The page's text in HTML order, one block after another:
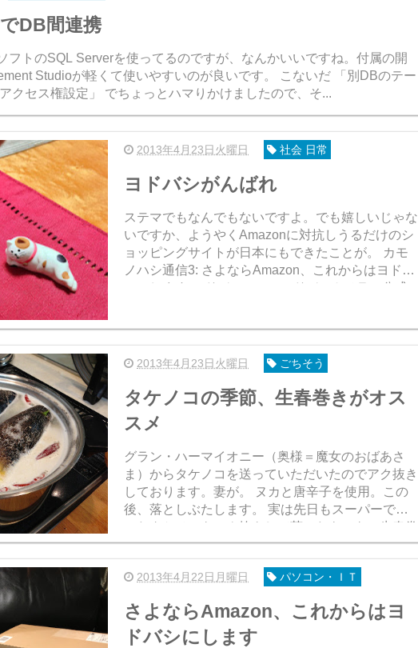
DB間連携
フトのSQL Serverを使ってるのですが、なんかいいですね。付属の開
が軽くて使いやすいのが良いです。 こないだ 「別DBのテー
クセス権設定」 でちょっとハマりかけましたので、そ...
2013年4月23日火曜日 社会 日常
ヨドバシがんばれ
ステマでもなんでもないですよ。でも嬉しいじゃな
いですか、ようやくAmazonに対抗しうるだけのシ
ョッピングサイトが日本にもできたことが。 カモ
ノハシ通信3: さよならAmazon、これからはヨドバ
シにします ヨドバシ.com - ヨドバシカメラの公式
2013年4月23日火曜日 ごちそう
タケノコの季節、生春巻きがオス
スメ
グラン・ハーマイオニー（奥様＝魔女のおばあさ
ま）からタケノコを送っていただいたのでアク抜き
しております。妻が。 ヌカと唐辛子を使用。この
後、落としぶたします。 実は先日もスーパーで買
ったタケノコをアク抜きして茹でたものを、生春巻
きにして食べましたが非常に美味でした。...
2013年4月22日月曜日 パソコン・ＩＴ
さよならAmazon、これからはヨ
ドバシにします